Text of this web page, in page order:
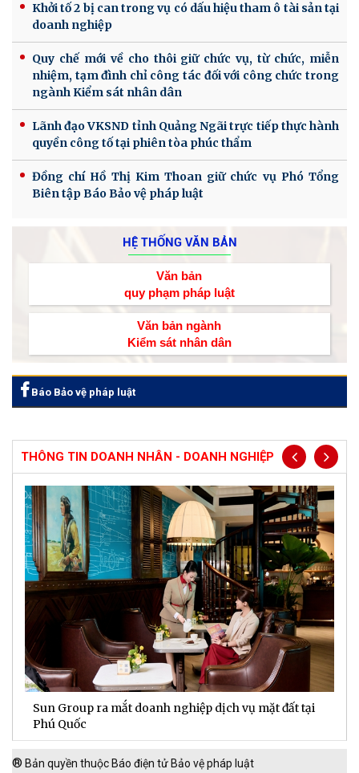
Khởi tố 2 bị can trong vụ có dấu hiệu tham ô tài sản tại
doanh nghiệp
Quy chế mới về cho thôi giữ chức vụ, từ chức, miễn
nhiệm, tạm đình chỉ công tác đối với công chức trong
ngành Kiểm sát nhân dân
Lãnh đạo VKSND tỉnh Quảng Ngãi trực tiếp thực hành
quyền công tố tại phiên tòa phúc thẩm
Đồng chí Hồ Thị Kim Thoan giữ chức vụ Phó Tổng
Biên tập Báo Bảo vệ pháp luật
HỆ THỐNG VĂN BẢN
Văn bản
quy phạm pháp luật
Văn bản ngành
Kiểm sát nhân dân
Báo Bảo vệ pháp luật
THÔNG TIN DOANH NHÂN - DOANH NGHIỆP
Chủ xe doanh nhân coi VinFast VF 9 là “văn phòng”
thứ hai
® Bản quyền thuộc Báo điện tử Bảo vệ pháp luật